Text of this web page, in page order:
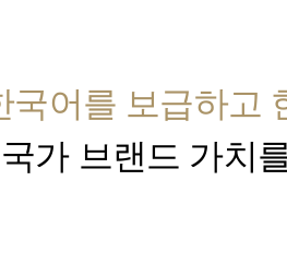
국어를 보급하고
국가 브랜드 가치